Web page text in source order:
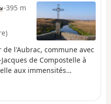
-395 m
l'Aubrac, commune avec
de Compostelle à
aux immensités
on pourra admirer
l'Église de la Chaze-de-